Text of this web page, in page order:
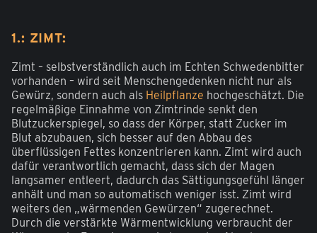
1.: ZIMT:
Zimt – selbstverständlich auch im Echten Schwedenbitter
vorhanden – wird seit Menschengedenken nicht nur als
Gewürz, sondern auch als Heilpflanze hochgeschätzt. Die
regelmäßige Einnahme von Zimtrinde senkt den
Blutzuckerspiegel, so dass der Körper, statt Zucker im
Blut abzubauen, sich besser auf den Abbau des
überflüssigen Fettes konzentrieren kann. Zimt wird auch
dafür verantwortlich gemacht, dass sich der Magen
langsamer entleert, dadurch das Sättigungsgefühl länger
anhält und man so automatisch weniger isst. Zimt wird
weiters den „wärmenden Gewürzen“ zugerechnet.
Durch die verstärkte Wärmentwicklung verbraucht der